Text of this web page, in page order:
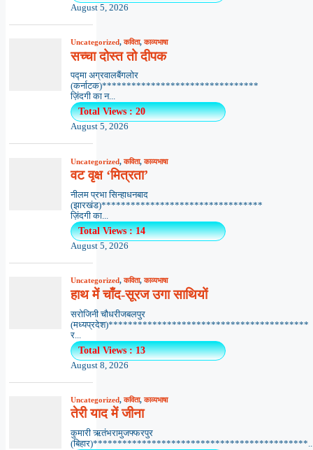
August 5, 2026
Uncategorized,कविता,काव्यभाषा
सच्चा दोस्त तो दीपक
पद्मा अग्रवालबैंगलोर
(कर्नाटक)********************************
ज़िंदगी का न...
Total Views : 20
August 5, 2026
Uncategorized,कविता,काव्यभाषा
वट वृक्ष ‘मित्रता’
नीलम प्रभा सिन्हाधनबाद
(झारखंड)*********************************
ज़िंदगी का...
Total Views : 14
August 5, 2026
Uncategorized,कविता,काव्यभाषा
हाथ में चाँद-सूरज उगा साथियों
सरोजिनी चौधरीजबलपुर
(मध्यप्रदेश)*****************************************
र...
Total Views : 13
August 8, 2026
Uncategorized,कविता,काव्यभाषा
तेरी याद में जीना
कुमारी ऋतंभरामुजफ्फरपुर